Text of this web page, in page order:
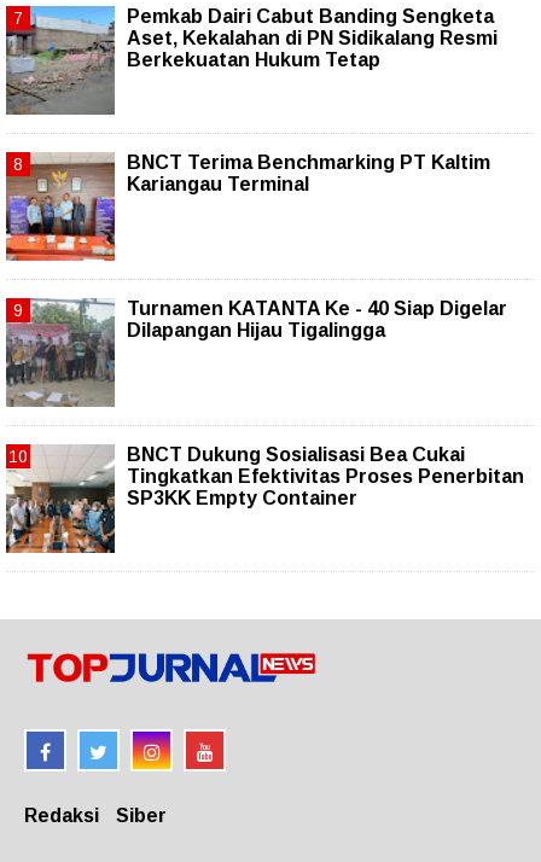
Pemkab Dairi Cabut Banding Sengketa
Aset, Kekalahan di PN Sidikalang Resmi
Berkekuatan Hukum Tetap
BNCT Terima Benchmarking PT Kaltim
Kariangau Terminal
Turnamen KATANTA Ke - 40 Siap Digelar
Dilapangan Hijau Tigalingga
BNCT Dukung Sosialisasi Bea Cukai
Tingkatkan Efektivitas Proses Penerbitan
SP3KK Empty Container
Redaksi Siber